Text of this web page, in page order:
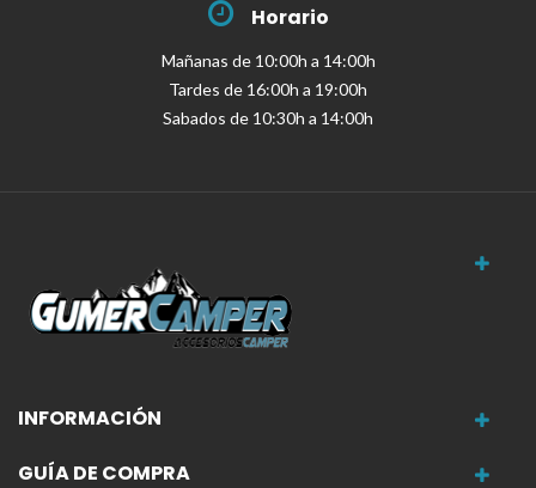
Horario
Mañanas de 10:00h a 14:00h
Tardes de 16:00h a 19:00h
Sabados de 10:30h a 14:00h
INFORMACIÓN
GUÍA DE COMPRA